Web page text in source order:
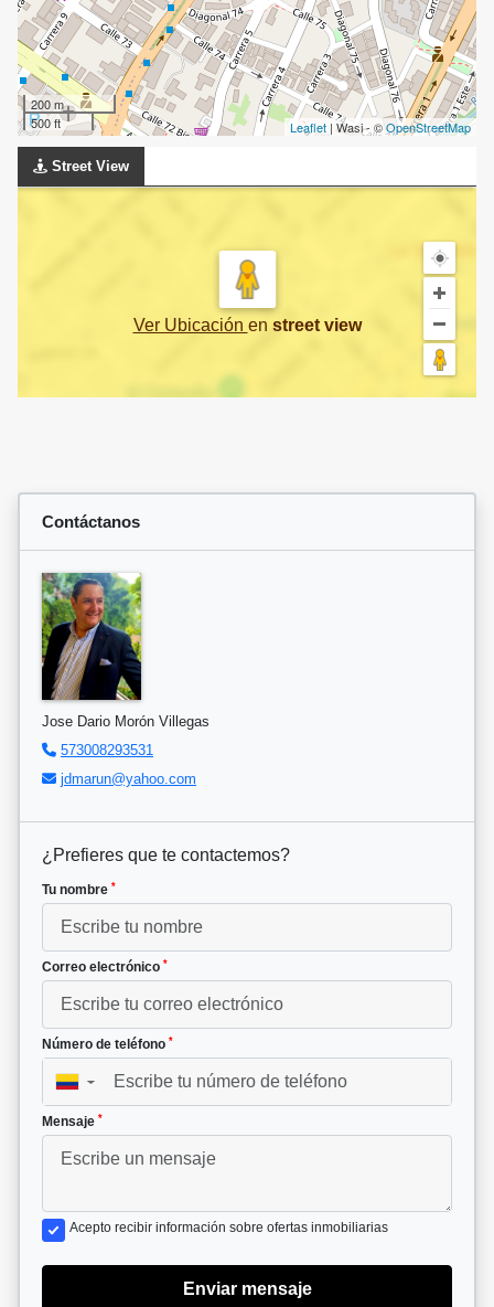
200 m
500 ft
Leaflet | Wasi - ©OpenStreetMap
Street View
Ver Ubicación en street view
Contáctanos
Jose Dario Morón Villegas
573008293531
jdmarun@yahoo.com
¿Prefieres que te contactemos?
Tu nombre *
Correo electrónico *
Número de teléfono *
▼
Mensaje *
Acepto recibir información sobre ofertas inmobiliarias
Enviar mensaje